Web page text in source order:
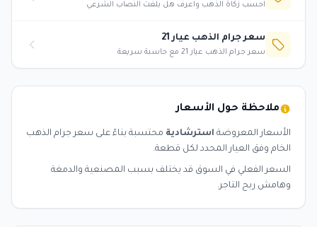
احسب زكاة الذهب واعرف هل بلغت النصاب الشرعي
سعر جرام الذهب عيار 21
سعر جرام الذهب عيار 21 مع حاسبة سريعة
ملاحظة حول الأسعار
الأسعار المعروضة استرشادية محتسبة بناءً على سعر جرام الذهب
الخام وفق العيار المحدد لكل قطعة.
السعر الفعلي في السوق قد يختلف بسبب المصنعية والدمغة
وهامش ربح التاجر.